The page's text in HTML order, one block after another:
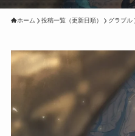
ホーム 投稿一覧（更新日順） グラブル